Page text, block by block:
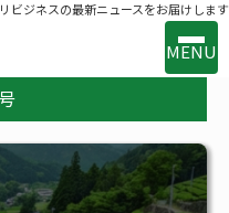
ビジネスの最新ニュースをお届けします
MENU
お問い合わせ
購読のお申込み
き メーカー・流通の動き